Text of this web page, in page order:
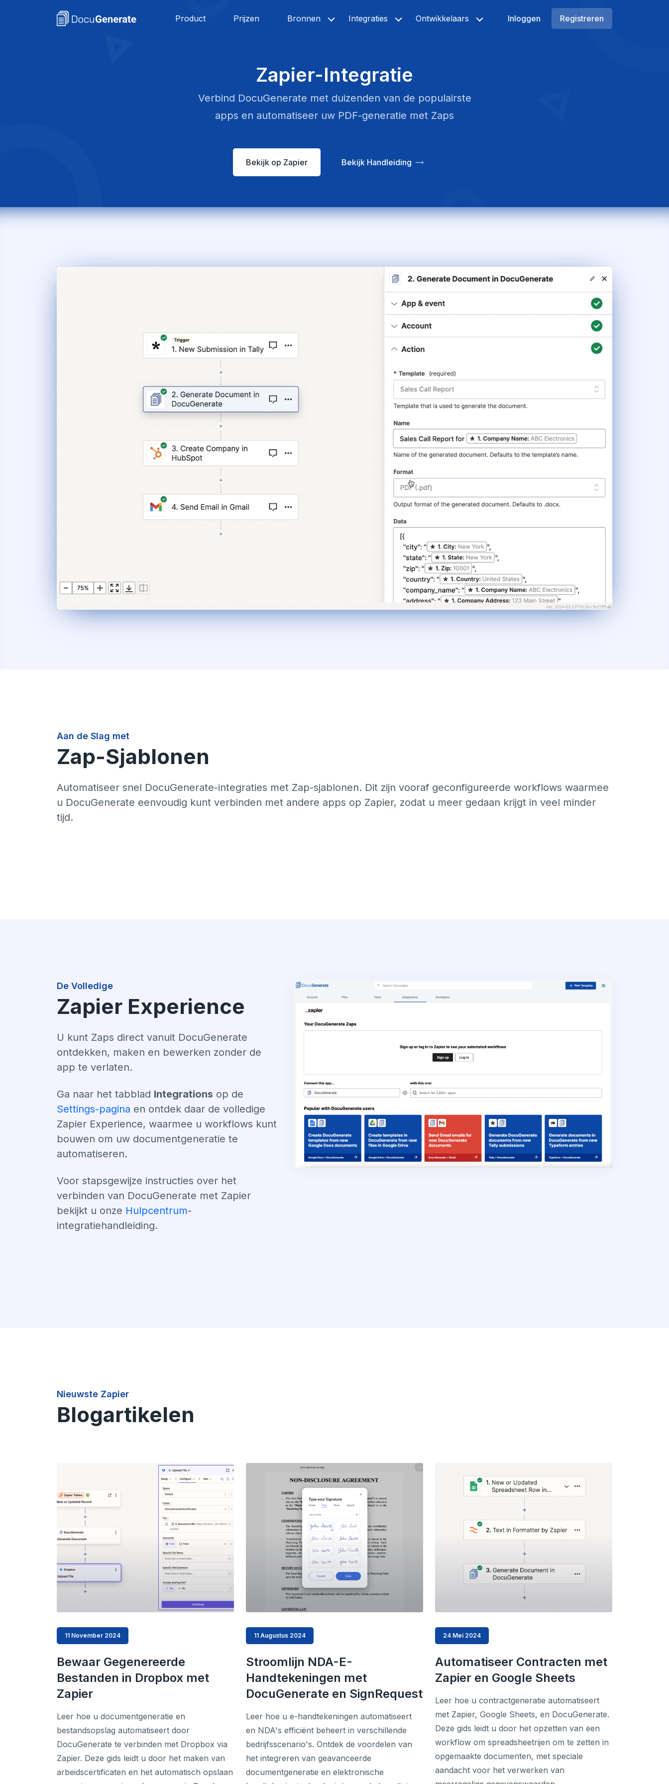
Product Prijzen Bronnen Integraties Ontwikkelaars Inloggen Registreren
Zapier-Integratie
Verbind DocuGenerate met duizenden van de populairste
apps en automatiseer uw PDF-generatie met Zaps
Bekijk op Zapier Bekijk Handleiding
Aan de Slag met
Zap-Sjablonen
Automatiseer snel DocuGenerate-integraties met Zap-sjablonen. Dit zijn vooraf geconfigureerde workflows waarmee
u DocuGenerate eenvoudig kunt verbinden met andere apps op Zapier, zodat u meer gedaan krijgt in veel minder
tijd.
De Volledige
Zapier Experience
U kunt Zaps direct vanuit DocuGenerate
ontdekken, maken en bewerken zonder de
app te verlaten.
Ga naar het tabblad Integrations op de
Settings-pagina en ontdek daar de volledige
Zapier Experience, waarmee u workflows kunt
bouwen om uw documentgeneratie te
automatiseren.
Voor stapsgewijze instructies over het
verbinden van DocuGenerate met Zapier
bekijkt u onze Hulpcentrum-
integratiehandleiding.
Nieuwste Zapier
Blogartikelen
11 November 2024
Bewaar Gegenereerde
Bestanden in Dropbox met
Zapier
Leer hoe u documentgeneratie en
bestandsopslag automatiseert door
DocuGenerate te verbinden met Dropbox via
Zapier. Deze gids leidt u door het maken van
arbeidscertificaten en het automatisch opslaan
11 Augustus 2024
Stroomlijn NDA-E-
Handtekeningen met
DocuGenerate en SignRequest
Leer hoe u e-handtekeningen automatiseert
en NDA's efficiënt beheert in verschillende
bedrijfsscenario's. Ontdek de voordelen van
het integreren van geavanceerde
documentgeneratie en elektronische
24 Mei 2024
Automatiseer Contracten met
Zapier en Google Sheets
Leer hoe u contractgeneratie automatiseert
met Zapier, Google Sheets, en DocuGenerate.
Deze gids leidt u door het opzetten van een
workflow om spreadsheetrijen om te zetten in
opgemaakte documenten, met speciale
aandacht voor het verwerken van